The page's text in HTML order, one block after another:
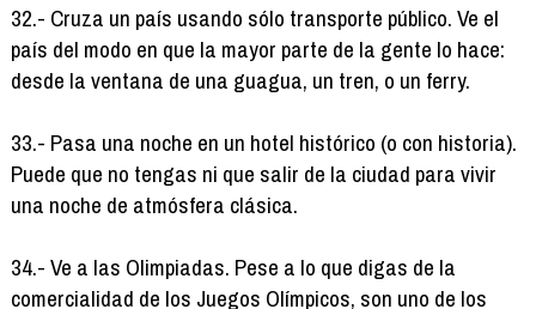
32.- Cruza un país usando sólo transporte público. Ve el
país del modo en que la mayor parte de la gente lo hace:
desde la ventana de una guagua, un tren, o un ferry.
33.- Pasa una noche en un hotel histórico (o con historia).
Puede que no tengas ni que salir de la ciudad para vivir
una noche de atmósfera clásica.
34.- Ve a las Olimpiadas. Pese a lo que digas de la
comercialidad de los Juegos Olímpicos, son uno de los